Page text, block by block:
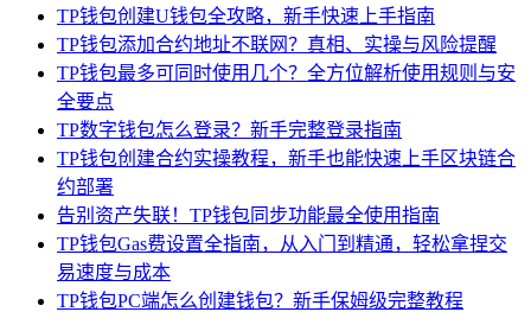
TP钱包创建U钱包全攻略，新手快速上手指南
TP钱包添加合约地址不联网？真相、实操与风险提醒
TP钱包最多可同时使用几个？全方位解析使用规则与安
全要点
TP数字钱包怎么登录？新手完整登录指南
TP钱包创建合约实操教程，新手也能快速上手区块链合
约部署
告别资产失联！TP钱包同步功能最全使用指南
TP钱包Gas费设置全指南，从入门到精通，轻松拿捏交
易速度与成本
TP钱包PC端怎么创建钱包？新手保姆级完整教程